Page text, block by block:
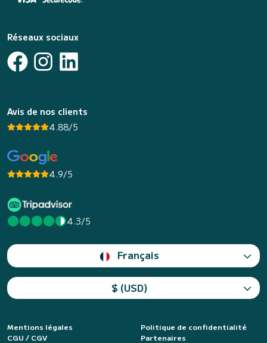
Réseaux sociaux
Avis de nos clients
4.88/5
4.9/5
4.3/5
Français
$ (USD)
Mentions légales
Politique de confidentialité
CGU / CGV
Partenaires